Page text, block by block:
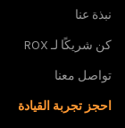
نبذة عنا
كن شريكًا لـ ROX
تواصل معنا
احجز تجربة القيادة